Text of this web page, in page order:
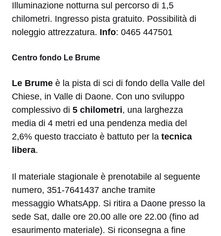
Illuminazione notturna sul percorso di 1,5
chilometri. Ingresso pista gratuito. Possibilità di
noleggio attrezzatura. Info: 0465 447501
Centro fondo Le Brume
Le Brume è la pista di sci di fondo della Valle del
Chiese, in Valle di Daone. Con uno sviluppo
complessivo di 5 chilometri, una larghezza
media di 4 metri ed una pendenza media del
2,6% questo tracciato è battuto per la tecnica
libera.
Il materiale stagionale è prenotabile al seguente
numero, 351-7641437 anche tramite
messaggio WhatsApp. Si ritira a Daone presso la
sede Sat, dalle ore 20.00 alle ore 22.00 (fino ad
esaurimento materiale). Si riconsegna a fine